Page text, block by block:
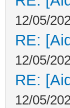
12/05/
RE:
12/05/
RE:
12/05/